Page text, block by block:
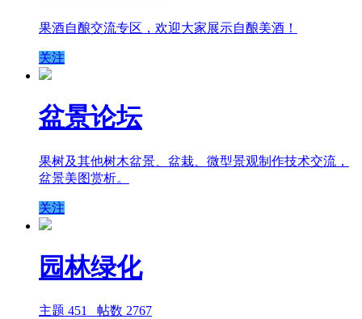
果酒自酿交流专区，欢迎大家展示自酿美酒！
关注
盆景论坛
果树及其他树木盆景、盆栽、微型景观制作技术交流，
盆景美图赏析。
关注
园林绿化
主题 451 帖数 2767